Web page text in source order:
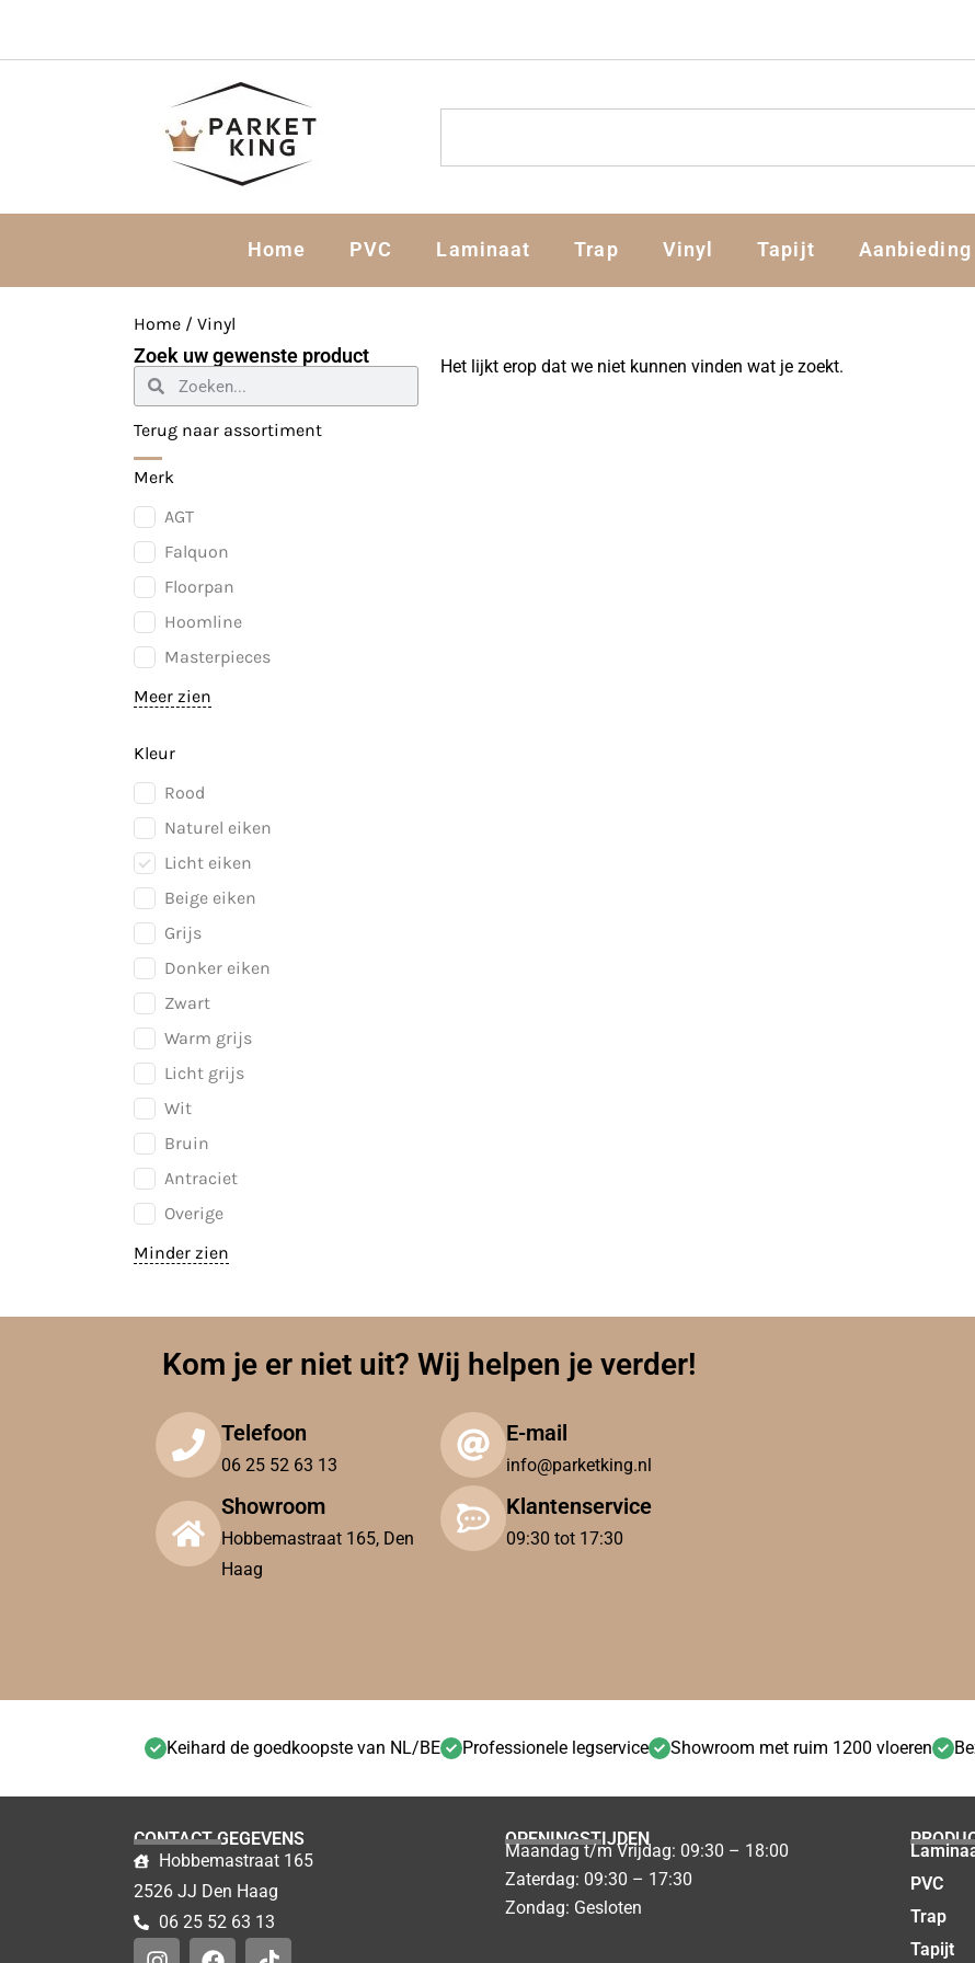
Home PVC Laminaat Trap Vinyl Tapijt Aanbieding
Home / Vinyl
Zoek uw gewenste product
Terug naar assortiment
Merk
AGT
Falquon
Floorpan
Hoomline
Masterpieces
Meer zien
Kleur
Rood
Naturel eiken
Licht eiken
Beige eiken
Grijs
Donker eiken
Zwart
Warm grijs
Licht grijs
Wit
Bruin
Antraciet
Overige
Minder zien
Het lijkt erop dat we niet kunnen vinden wat je zoekt.
Kom je er niet uit? Wij helpen je verder!
Telefoon
06 25 52 63 13
E-mail
info@parketking.nl
Showroom
Hobbemastraat 165, Den
Haag
Klantenservice
09:30 tot 17:30
Keihard de goedkoopste van NL/BE Professionele legservice Showroom met ruim 1200 vloeren
CONTACT GEGEVENS
Hobbemastraat 165
2526 JJ Den Haag
06 25 52 63 13
OPENINGSTIJDEN
Maandag t/m Vrijdag: 09:30 – 18:00
Zaterdag: 09:30 – 17:30
Zondag: Gesloten
PVC
Trap
Tapijt